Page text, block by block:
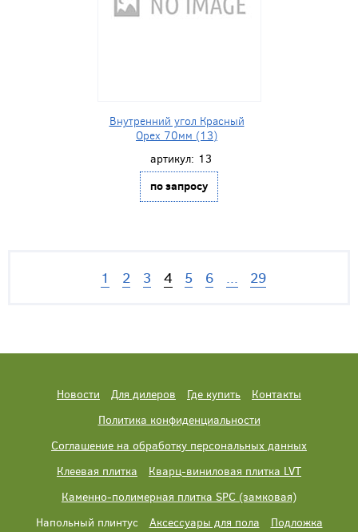
Внутренний угол Красный
Орех 70мм (13)
артикул: 13
по запросу
1 2 3 4 5 6 ... 29
Новости Для дилеров Где купить
Контакты
Политика конфиденциальности
Соглашение на обработку персональных данных
Клеевая плитка
Кварц-виниловая плитка LVT
Каменно-полимерная плитка SPC (замковая)
Напольный плинтус
Аксессуары для пола Подложка